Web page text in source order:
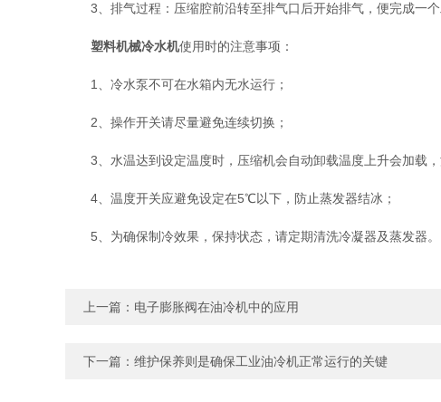
3、排气过程：压缩腔前沿转至排气口后开始排气，便完成一个
塑料机械冷水机使用时的注意事项：
1、冷水泵不可在水箱内无水运行；
2、操作开关请尽量避免连续切换；
3、水温达到设定温度时，压缩机会自动卸载温度上升会加载，
4、温度开关应避免设定在5℃以下，防止蒸发器结冰；
5、为确保制冷效果，保持状态，请定期清洗冷凝器及蒸发器。
上一篇： 电子膨胀阀在油冷机中的应用
下一篇： 维护保养则是确保工业油冷机正常运行的关键